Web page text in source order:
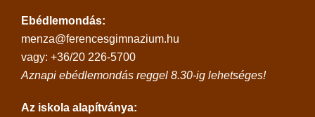
Ebédlemondás:
menza@ferencesgimnazium.hu
vagy: +36/20 226-5700
Aznapi ebédlemondás reggel 8.30-ig lehetséges!
Az iskola alapítványa: